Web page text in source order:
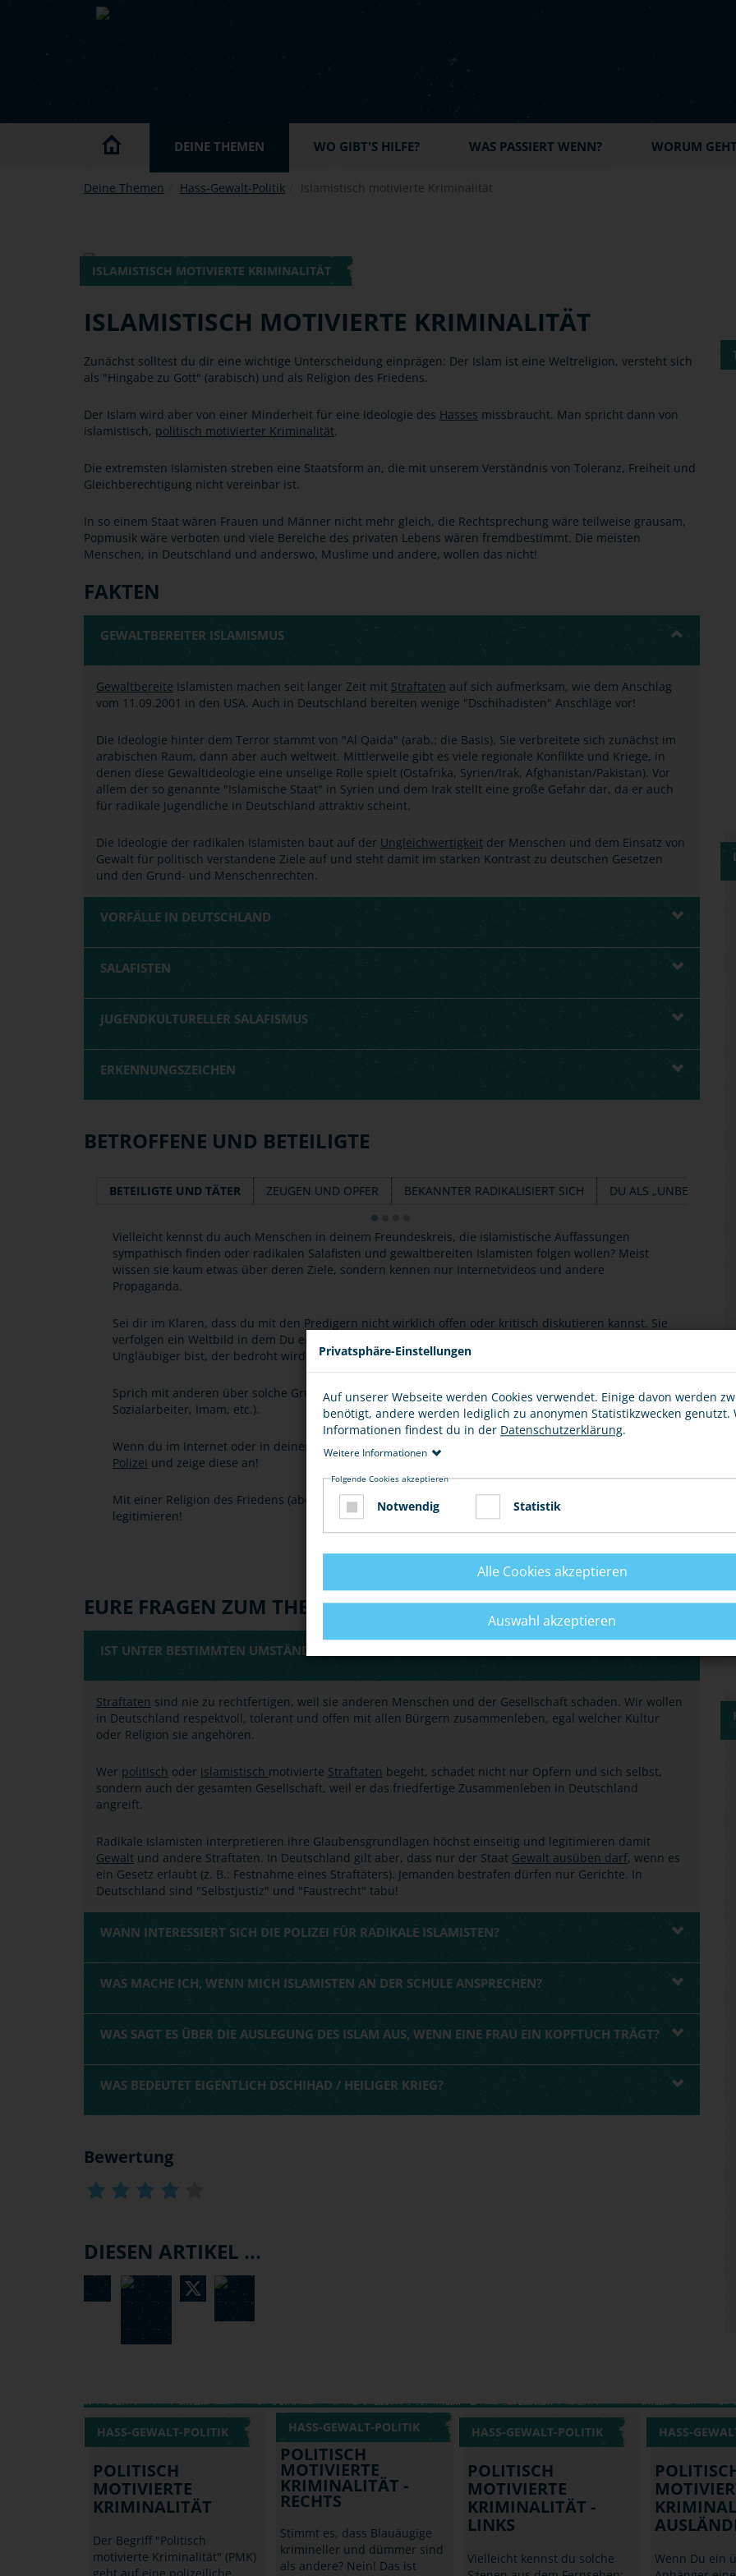
Skip to main content
DEINE THEMEN WO GIBT'S HILFE? WAS PASSIERT WENN? WORUM
Deine Themen Hass-Gewalt-Politik Islamistisch motivierte Kriminalität
ISLAMISTISCH MOTIVIERTE KRIMINALITÄT
ISLAMISTISCH MOTIVIERTE KRIMINALITÄT
Zunächst solltest du dir eine wichtige Unterscheidung einprägen: Der Islam ist eine Weltreligion, versteht sich
als "Hingabe zu Gott" (arabisch) und als Religion des Friedens.
Der Islam wird aber von einer Minderheit für eine Ideologie des Hasses missbraucht. Man spricht dann von
islamistisch, politisch motivierter Kriminalität.
Die extremsten Islamisten streben eine Staatsform an, die mit unserem Verständnis von Toleranz, Freiheit und
Gleichberechtigung nicht vereinbar ist.
In so einem Staat wären Frauen und Männer nicht mehr gleich, die Rechtsprechung wäre teilweise grausam,
Popmusik wäre verboten und viele Bereiche des privaten Lebens wären fremdbestimmt. Die meisten
Menschen, in Deutschland und anderswo, Muslime und andere, wollen das nicht!
FAKTEN
GEWALTBEREITER ISLAMISMUS
Gewaltbereite Islamisten machen seit langer Zeit mit Straftaten auf sich aufmerksam, wie dem Anschlag
vom 11.09.2001 in den USA. Auch in Deutschland bereiten wenige "Dschihadisten" Anschläge vor!
Die Ideologie hinter dem Terror stammt von "Al Qaida" (arab.: die Basis). Sie verbreitete sich zunächst im
arabischen Raum, dann aber auch weltweit. Mittlerweile gibt es viele regionale Konflikte und Kriege, in
denen diese Gewaltideologie eine unselige Rolle spielt (Ostafrika, Syrien/Irak, Afghanistan/Pakistan). Vor
allem der so genannte "Islamische Staat" in Syrien und dem Irak stellt eine große Gefahr dar, da er auch
für radikale Jugendliche in Deutschland attraktiv scheint.
Die Ideologie der radikalen Islamisten baut auf der Ungleichwertigkeit der Menschen und dem Einsatz von
Gewalt für politisch verstandene Ziele auf und steht damit im starken Kontrast zu deutschen Gesetzen
und den Grund- und Menschenrechten.
VORFÄLLE IN DEUTSCHLAND
SALAFISTEN
JUGENDKULTURELLER SALAFISMUS
ERKENNUNGSZEICHEN
BETROFFENE UND BETEILIGTE
BETEILIGTE UND TÄTER ZEUGEN UND OPFER BEKANNTER RADIKALISIERT SICH DU ALS
Vielleicht kennst du auch Menschen in deinem Freundeskreis, die islamistische Auffassungen
sympathisch finden oder radikalen Salafisten und gewaltbereiten Islamisten folgen wollen? Meist
wissen sie kaum etwas über deren Ziele, sondern kennen nur Internetvideos und andere
Propaganda.
Sei dir im Klaren, dass du mit den Predigern nicht wirklich offen oder kritisch diskutieren kannst. Sie
verfolgen ein Weltbild in dem Du entweder kritiklos und ohne nachzudenken folgst oder ein
Ungläubiger bist, der bedroht wird.
Sprich mit anderen über solche Gruppen oder Einzelpersonen - auch mit Erwachsenen (Lehrer,
Sozialarbeiter, Imam, etc.).
Wenn du im Internet oder in deinem Umfeld von (geplanten)
Polizei und zeige diese an!
Mit einer Religion des Friedens (aber auch sonst) lassen sich keine willkürlichen
legitimieren!
EURE FRAGEN ZUM THEMA
IST UNTER BESTIMMTEN UMSTÄNDEN EINE STRAFTAT ZU RECHTFERTIGEN?
Straftaten sind nie zu rechtfertigen, weil sie anderen Menschen und der Gesellschaft schaden. Wir wollen
in Deutschland respektvoll, tolerant und offen mit allen Bürgern zusammenleben, egal welcher Kultur
oder Religion sie angehören.
Wer politisch oder islamistisch motivierte Straftaten begeht, schadet nicht nur Opfern und sich selbst,
sondern auch der gesamten Gesellschaft, weil er das friedfertige Zusammenleben in Deutschland
angreift.
Radikale Islamisten interpretieren ihre Glaubensgrundlagen höchst einseitig und legitimieren damit
Gewalt und andere Straftaten. In Deutschland gilt aber, dass nur der Staat Gewalt ausüben darf, wenn es
ein Gesetz erlaubt (z. B.: Festnahme eines Straftäters). Jemanden bestrafen dürfen nur Gerichte. In
Deutschland sind "Selbstjustiz" und "Faustrecht" tabu!
WANN INTERESSIERT SICH DIE POLIZEI FÜR RADIKALE ISLAMISTEN?
WAS MACHE ICH, WENN MICH ISLAMISTEN AN DER SCHULE ANSPRECHEN?
WAS SAGT ES ÜBER DIE AUSLEGUNG DES ISLAM AUS, WENN EINE FRAU EIN KOPFTUCH TRÄGT?
WAS BEDEUTET EIGENTLICH DSCHIHAD / HEILIGER KRIEG?
Bewertung
DIESEN ARTIKEL ...
HASS-GEWALT-POLITIK
POLITISCH
MOTIVIERTE
KRIMINALITÄT
Der Begriff "Politisch
motivierte Kriminalität" (PMK)
HASS-GEWALT-POLITIK
POLITISCH
MOTIVIERTE
KRIMINALITÄT -
RECHTS
Stimmt es, dass Blauäugige
krimineller und dümmer sind
als andere? Nein! Das ist
HASS-GEWALT-POLITIK
POLITISCH
MOTIVIERTE
KRIMINALITÄT -
LINKS
Vielleicht kennst du solche
HASS-
Wenn Du ein
Privatsphäre-Einstellungen
Auf unserer Webseite werden Cookies verwendet. Einige davon werden
benötigt, andere werden lediglich zu anonymen Statistikzwecken genutzt.
Informationen findest du in der Datenschutzerklärung.
Weitere Informationen
Folgende Cookies akzeptieren
Notwendig Statistik
Alle Cookies akzeptieren
Auswahl akzeptieren